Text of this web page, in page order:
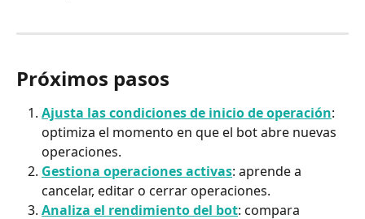
Próximos pasos
Ajusta las condiciones de inicio de operación:
optimiza el momento en que el bot abre nuevas
operaciones.
Gestiona operaciones activas: aprende a
cancelar, editar o cerrar operaciones.
Analiza el rendimiento del bot: compara